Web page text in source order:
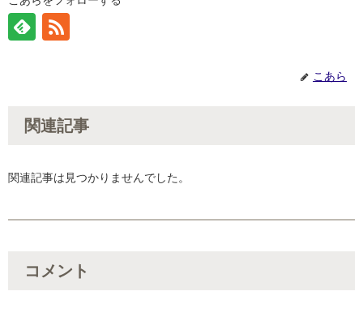
こあら
関連記事
関連記事は見つかりませんでした。
コメント